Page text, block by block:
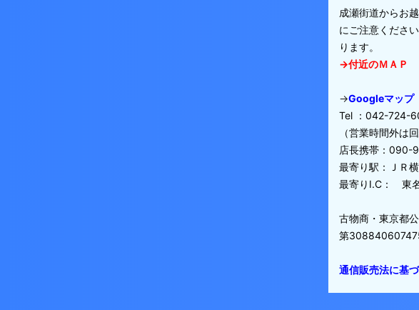
成瀬街道からお
にご注意くださ
ります。
→付近のＭＡＰ
→Googleマップ
Tel ：042-724-
（営業時間外は
店長携帯：090-
最寄り駅：ＪＲ
最寄りI.C： 東
古物商・東京都
第
通信販売法に基